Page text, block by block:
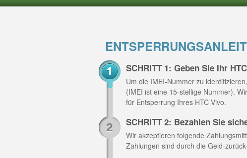
SCHRITT 1: Geben Sie Ihr
Um die IMEI-Nummer zu
(IMEI ist eine 15-stellige Nummer).
für Entsperrung Ihres HTC Vivo.
SCHRITT 2: Bezahlen Sie
Wir akzeptieren folgende
Zahlungen sind durch die Geld-